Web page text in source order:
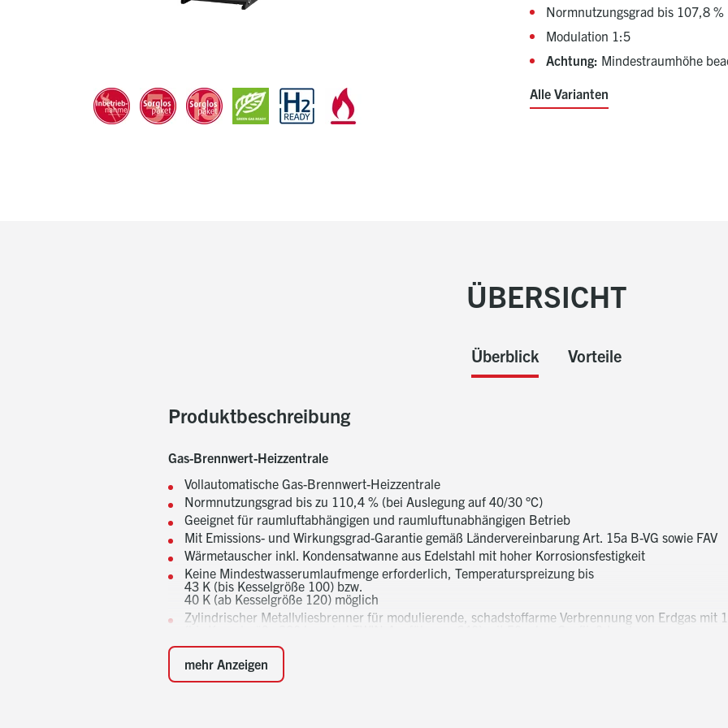
Normnutzungsgrad bis 107,8 %
Modulation 1:5
Achtung: Mindestraumhöhe
Alle Varianten
ÜBERSICHT
Überblick Vorteile
Produktbeschreibung
Gas-Brennwert-Heizzentrale
Vollautomatische Gas-Brennwert-Heizzentrale
Normnutzungsgrad bis zu 110,4 % (bei Auslegung auf 40/30 °C)
Geeignet für raumluftabhängigen und raumluftunabhängigen Betrieb
Mit Emissions- und Wirkungsgrad-Garantie gemäß Ländervereinbarung Art. 15a B-VG sowie FAV
Wärmetauscher inkl. Kondensatwanne aus Edelstahl mit hoher Korrosionsfestigkeit
Keine Mindestwasserumlaufmenge erforderlich, Temperaturspreizung bis
43 K (bis Kesselgröße 100) bzw.
40 K (ab Kesselgröße 120) möglich
Zylindrischer Metallvliesbrenner für modulierende, schadstoffarme Verbrennung von Erdgas mit
Modulationsbereich 1:5 bzw. bei TWIN-Ausführung 1:10
Geräuscharmes, drehzahlgeregeltes Gebläse (≤69 dBA) für Zuführung der Verbrennungsluft und
Mit Zuluftfilter bei raumluftabhängigem Betrieb
mehr Anzeigen